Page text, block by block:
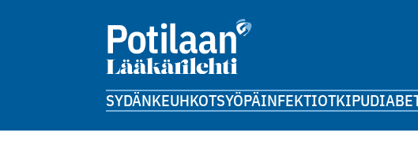
SYDÄNKEUHKOTSYÖPÄINFEKTIOTKIPU